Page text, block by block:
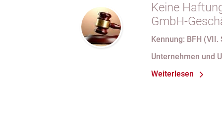
Keine
GmbH-
69 Satz 1
bei
Kennung: BFH
Unternehmen und
Weiterlesen